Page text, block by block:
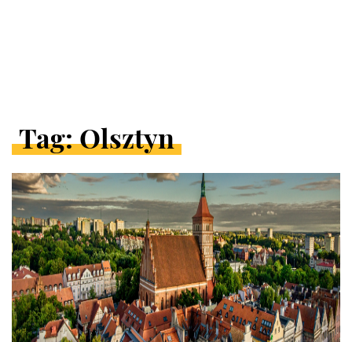
Tag: Olsztyn
ARTYKUŁY
W
KATEGORII